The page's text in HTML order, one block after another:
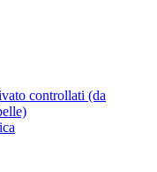
controllati (da